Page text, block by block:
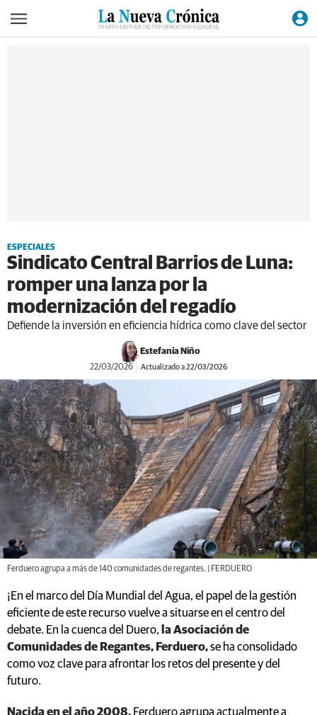
ESPECIALES
Sindicato Central Barrios de Luna:
romper una lanza por la
modernización del regadío
Defiende la inversión en eficiencia hídrica como clave del sector
Estefanía Niño
22/03/2026 Actualizado a 22/03/2026
Ferduero agrupa a más de 140 comunidades de regantes. | FERDUERO
¡En el marco del Día Mundial del Agua, el papel de la gestión
eficiente de este recurso vuelve a situarse en el centro del
debate. En la cuenca del Duero, la Asociación de
Comunidades de Regantes, Ferduero,se ha consolidado
como voz clave para afrontar los retos del presente y del
futuro.
Nacida en el año 2008, Ferduero agrupa actualmente a